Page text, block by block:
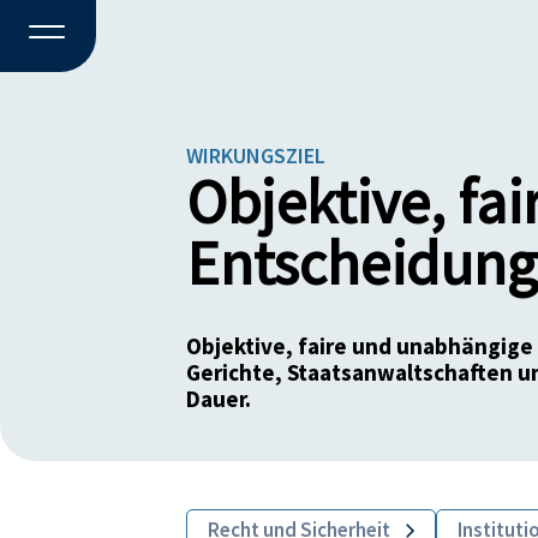
WIRKUNGSZIEL
Objektive,
Objektive, faire und
Gerichte, Staatsanwaltschaften
Dauer.
Recht und Sicherheit